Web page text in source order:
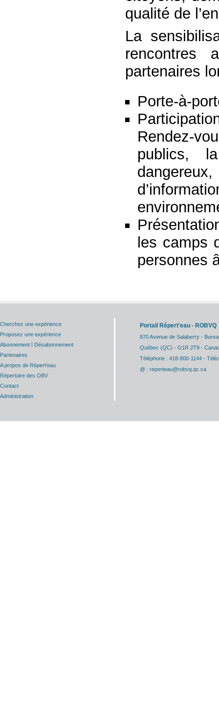
qualité de
La
rencontres
partenaires
Porte-à-
Rendez-
publics,
les camps
personnes
Cherchez une expérience
Proposez une expérience
Abonnement
Désabonnement
Partenaires
A propos de Répert'eau
Répertoire des OBV
Contact
Administration
Portail Répert'eau - ROBVQ
870 Avenue de Salaberry -
Québec (QC) - G1R 2T9 -
Téléphone : 418-800-1144 -
@ : reperteau@robvq.qc.ca